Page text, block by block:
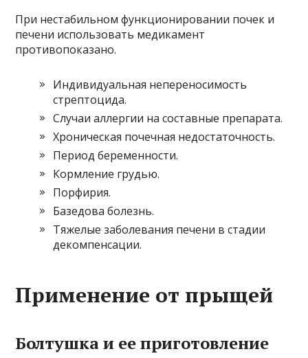
При нестабильном функционировании почек и
печени использовать медикамент
противопоказано.
Индивидуальная непереносимость
стрептоцида.
Случаи аллергии на составные препарата.
Хроническая почечная недостаточность.
Период беременности.
Кормление грудью.
Порфирия.
Базедова болезнь.
Тяжелые заболевания печени в стадии
декомпенсации.
Применение от прыщей
Болтушка и ее приготовление